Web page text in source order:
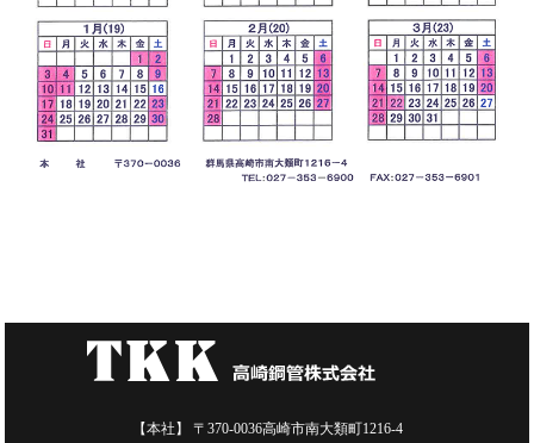
【本社】 〒370-0036高崎市南大類町1216-4